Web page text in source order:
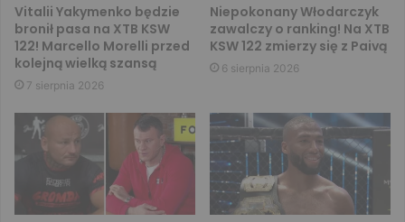
Vitalii Yakymenko będzie
bronił pasa na XTB KSW
122! Marcello Morelli przed
kolejną wielką szansą
7 sierpnia 2026
Niepokonany Włodarczyk
zawalczy o ranking! Na XTB
KSW 122 zmierzy się z Paivą
6 sierpnia 2026